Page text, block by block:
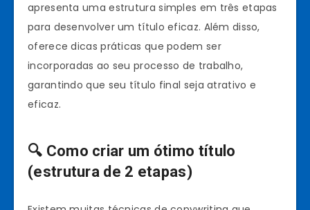
apresenta uma estrutura simples em três etapas
para desenvolver um título eficaz. Além disso,
oferece dicas práticas que podem ser
incorporadas ao seu processo de trabalho,
garantindo que seu título final seja atrativo e
eficaz.
🔍 Como criar um ótimo título
(estrutura de 2 etapas)